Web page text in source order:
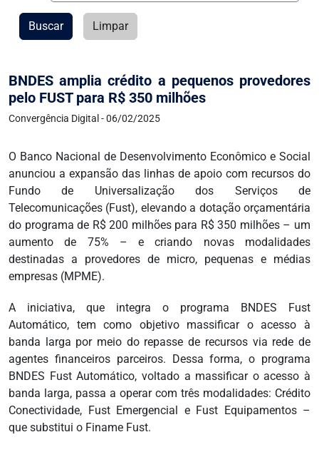
BNDES amplia crédito a pequenos provedores
pelo FUST para R$ 350 milhões
Convergência Digital - 06/02/2025
O Banco Nacional de Desenvolvimento Econômico e Social
anunciou a expansão das linhas de apoio com recursos do
Fundo de Universalização dos Serviços de
Telecomunicações (Fust), elevando a dotação orçamentária
do programa de R$ 200 milhões para R$ 350 milhões – um
aumento de 75% – e criando novas modalidades
destinadas a provedores de micro, pequenas e médias
empresas (MPME).
A iniciativa, que integra o programa BNDES Fust
Automático, tem como objetivo massificar o acesso à
banda larga por meio do repasse de recursos via rede de
agentes financeiros parceiros. Dessa forma, o programa
BNDES Fust Automático, voltado a massificar o acesso à
banda larga, passa a operar com três modalidades: Crédito
Conectividade, Fust Emergencial e Fust Equipamentos –
que substitui o Finame Fust.
Buscar Limpar